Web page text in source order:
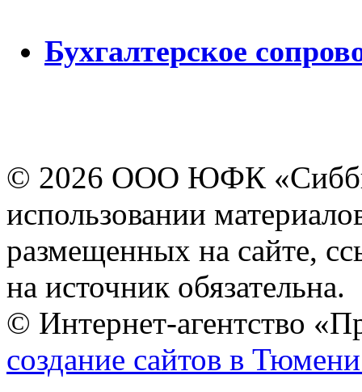
Бухгалтерское
© 2026 ООО ЮФК
использовании
размещенных на сайте,
на источник обязательна.
© Интернет-агентство
создание сайтов в